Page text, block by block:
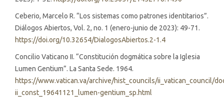
Ceberio, Marcelo R. “Los sistemas como patrones identitarios”.
Diálogos Abiertos, Vol. 2, no. 1 (enero-junio de 2023): 49-71.
https://doi.org/10.32654/DialogosAbiertos.2-1.4
Concilio Vaticano II. “Constitución dogmática sobre la Iglesia
Lumen Gentium”. La Santa Sede. 1964.
https://www.vatican.va/archive/hist_councils/ii_vatican_council/
ii_const_19641121_lumen-gentium_sp.html